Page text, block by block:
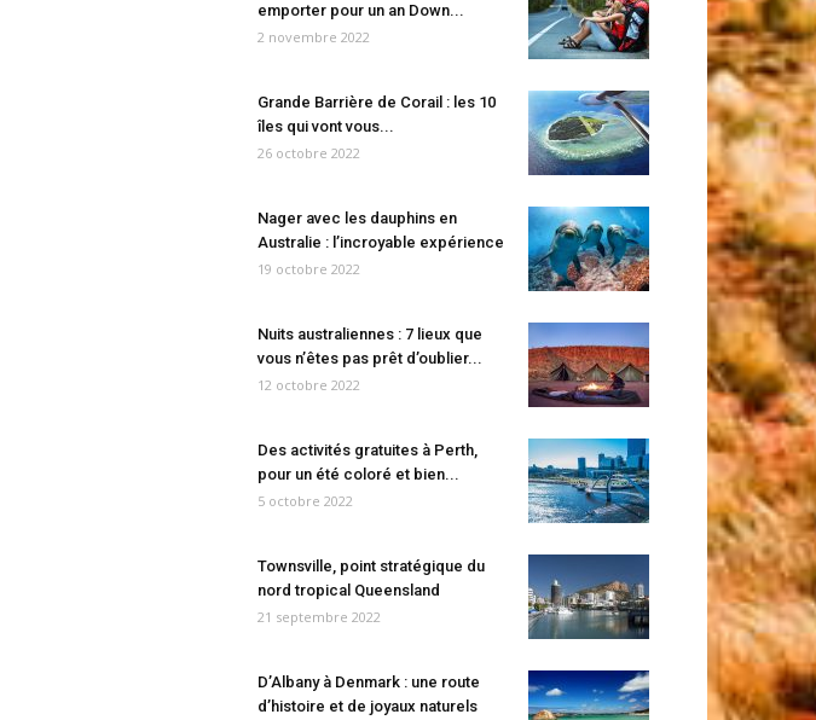
emporter pour un an Down...
2 novembre 2022
Grande Barrière de Corail : les 10
îles qui vont vous...
26 octobre 2022
Nager avec les dauphins en
Australie : l’incroyable expérience
19 octobre 2022
Nuits australiennes : 7 lieux que
vous n’êtes pas prêt d’oublier...
12 octobre 2022
Des activités gratuites à Perth,
pour un été coloré et bien...
5 octobre 2022
Townsville, point stratégique du
nord tropical Queensland
21 septembre 2022
D’Albany à Denmark : une route
d’histoire et de joyaux naturels